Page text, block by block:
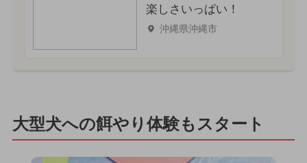
楽しさいっぱい！
沖縄県沖縄市
大型犬への餌やり体験もスタート